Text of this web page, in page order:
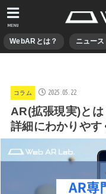
WebARとは？ ニュース
MENU
コラム 2025.05.22
AR(拡張現実)と
詳細にわかりやす